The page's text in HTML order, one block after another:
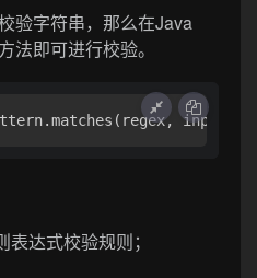
验字符串，那么在Java
法即可进行校验。
input);
达式校验规则；